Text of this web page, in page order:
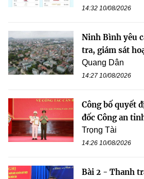
14:32 10/08/2026
Ninh Bình yêu
tra, giám sát
Quang Dân
14:27 10/08/2026
Công bố quyết
đốc Công an
Trọng Tài
14:26 10/08/2026
Bài 2 - Thanh